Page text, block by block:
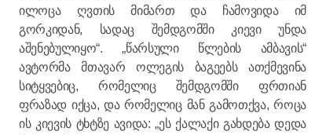
ილოცა ღვთის მიმართ და ჩამოვიდა იმ
გორკიდან, სადაც შემდგომში კიევი უნდა
აშენებულიყო“. „წარსული წლების ამბავის“
ავტორმა მთავარ ოლეგის ბაგეებს ათქმევინა
სიტყვებიც, რომელიც შემდგომში ფრთიან
ფრაზად იქცა, და რომელიც მან გამოთქვა, როცა
ის კიევის ტხტზე ავიდა: „ეს ქალაქი გახდება დედა